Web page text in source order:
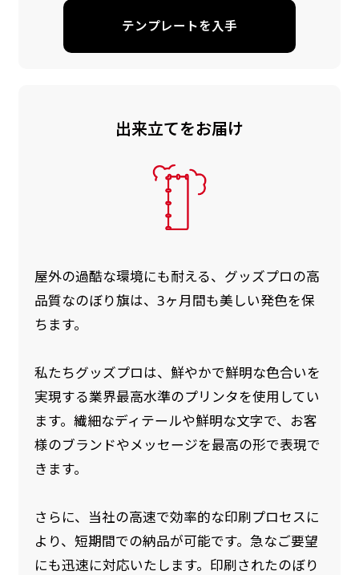
テンプレートを入手
出来立てをお届け
屋外の過酷な環境にも耐える、グッズプロの高
品質なのぼり旗は、3ヶ月間も美しい発色を保
ちます。
私たちグッズプロは、鮮やかで鮮明な色合いを
実現する業界最高水準のプリンタを使用してい
ます。繊細なディテールや鮮明な文字で、お客
様のブランドやメッセージを最高の形で表現で
きます。
さらに、当社の高速で効率的な印刷プロセスに
より、短期間での納品が可能です。急なご要望
にも迅速に対応いたします。印刷されたのぼり